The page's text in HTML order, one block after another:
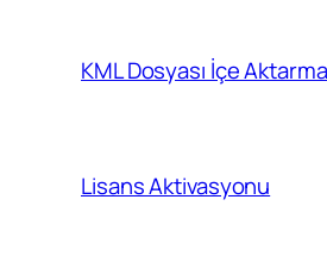
KML Dosyası İçe Aktarma
Lisans Aktivasyonu